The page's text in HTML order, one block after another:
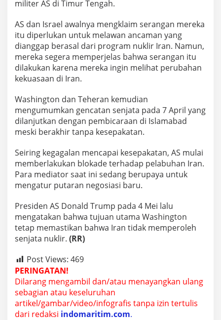
militer AS di Timur Tengah.
AS dan Israel awalnya mengklaim serangan mereka
itu diperlukan untuk melawan ancaman yang
dianggap berasal dari program nuklir Iran. Namun,
mereka segera memperjelas bahwa serangan itu
dilakukan karena mereka ingin melihat perubahan
kekuasaan di Iran.
Washington dan Teheran kemudian
mengumumkan gencatan senjata pada 7 April yang
dilanjutkan dengan pembicaraan di Islamabad
meski berakhir tanpa kesepakatan.
Seiring kegagalan mencapai kesepakatan, AS mulai
memberlakukan blokade terhadap pelabuhan Iran.
Para mediator saat ini sedang berupaya untuk
mengatur putaran negosiasi baru.
Presiden AS Donald Trump pada 4 Mei lalu
mengatakan bahwa tujuan utama Washington
tetap memastikan bahwa Iran tidak memperoleh
senjata nuklir. (RR)
Post Views: 469
PERINGATAN!
Dilarang mengambil dan/atau menayangkan ulang
sebagian atau keseluruhan
artikel/gambar/video/infografis tanpa izin tertulis
dari redaksi indomaritim.com.